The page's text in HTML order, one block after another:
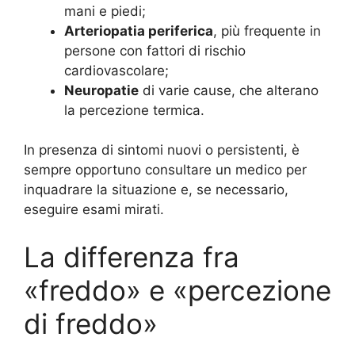
mani e piedi;
Arteriopatia periferica, più frequente in
persone con fattori di rischio
cardiovascolare;
Neuropatie di varie cause, che alterano
la percezione termica.
In presenza di sintomi nuovi o persistenti, è
sempre opportuno consultare un medico per
inquadrare la situazione e, se necessario,
eseguire esami mirati.
La differenza fra
«freddo» e «percezione
di freddo»